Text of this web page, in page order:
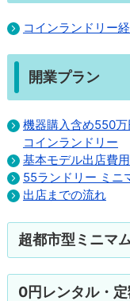
コインランドリー
開業プラン
機器購入含め550
コインランドリー
基本モデル出店費⽤
55ランドリー ミニ
出店までの流れ
超都市型ミニマ
0円レンタル・